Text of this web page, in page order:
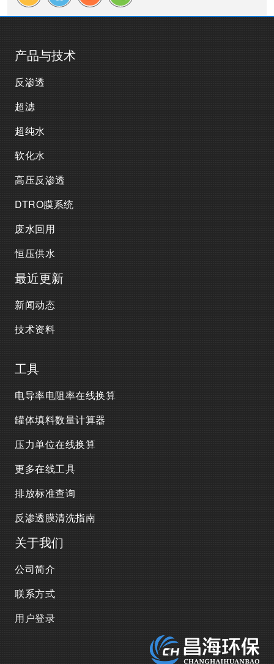
产品与技术
反渗透
超滤
超纯水
软化水
高压反渗透
DTRO膜系统
废水回用
恒压供水
最近更新
新闻动态
技术资料
工具
电导率电阻率在线换算
罐体填料数量计算器
压力单位在线换算
更多在线工具
排放标准查询
反渗透膜清洗指南
关于我们
公司简介
联系方式
用户登录